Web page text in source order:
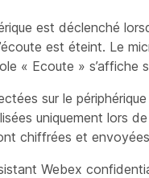
est déclenché
est éteint. Le
« Ecoute » s’affiche
sur le
uniquement lors
chiffrées et
Webex